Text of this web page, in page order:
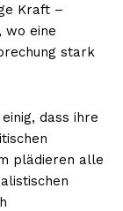
Kraft –
wo eine
stark
dass ihre
plädieren alle